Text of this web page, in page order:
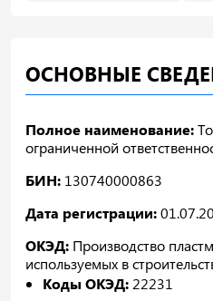
ОСНОВНЫЕ
Полное наименование:
ограниченной
БИН: 130740000863
Дата регистрации:
ОКЭД: Производство
используемых в
Коды ОКЭД: 22231